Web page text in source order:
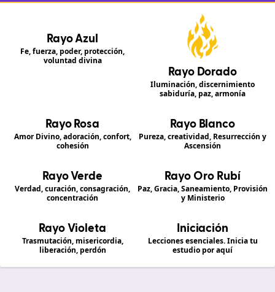
Rayo Azul
Fe, fuerza, poder, protección,
voluntad divina
Rayo Dorado
Iluminación, discernimiento
sabiduría, paz, armonía
Rayo Rosa
Amor Divino, adoración, confort,
cohesión
Rayo Blanco
Pureza, creatividad, Resurrección y
Ascensión
Rayo Verde
Verdad, curación, consagración,
concentración
Rayo Oro Rubí
Paz, Gracia, Saneamiento, Provisión
y Ministerio
Rayo Violeta
Trasmutación, misericordia,
liberación, perdón
Iniciación
Lecciones esenciales. Inicia tu
estudio por aquí